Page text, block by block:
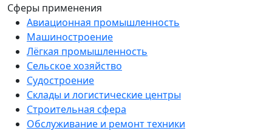
Сферы применения
Авиационная промышленность
Машиностроение
Лёгкая промышленность
Сельское хозяйство
Судостроение
Склады и логистические центры
Строительная сфера
Обслуживание и ремонт техники